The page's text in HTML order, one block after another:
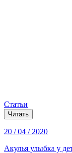
Статьи
Читать
20 / 04 / 2020
Акулья улыбка у